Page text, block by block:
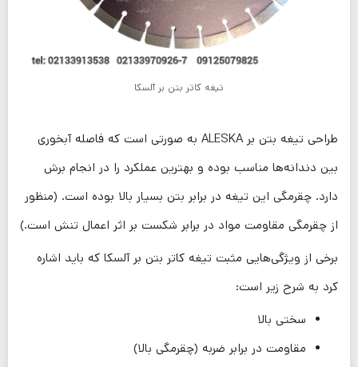
تیغه کاتر بتن بر آلسکا
طراحی تیغه بتن بر ALESKA به صورتی است که فاصله آبخوری
بین دندانه‌ها مناسب بوده و بهترین عملکرد را در انجام برش
دارد. چقرمگی این تیغه در برابر بتن بسیار بالا بوده است. (منظور
از چقرمگی مقاومت مواد در برابر شکست بر اثر اعمال تنش است.)
برخی از ویژگی‌هایی مثبت تیغه کاتر بتن بر آلسکا که باید اشاره
کرد به شرح زیر است:
سختی بالا
مقاومت در برابر ضربه (چقرمگی بالا)